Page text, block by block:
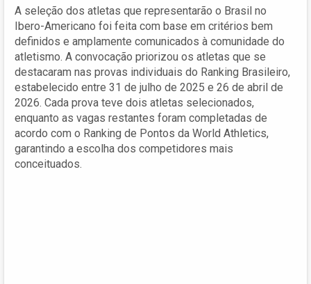
A seleção dos atletas que representarão o Brasil no
Ibero-Americano foi feita com base em critérios bem
definidos e amplamente comunicados à comunidade do
atletismo. A convocação priorizou os atletas que se
destacaram nas provas individuais do Ranking Brasileiro,
estabelecido entre 31 de julho de 2025 e 26 de abril de
2026. Cada prova teve dois atletas selecionados,
enquanto as vagas restantes foram completadas de
acordo com o Ranking de Pontos da World Athletics,
garantindo a escolha dos competidores mais
conceituados.